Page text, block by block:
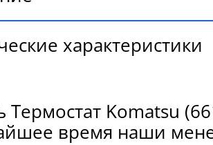
характеристики
Термостат Komatsu
время наши